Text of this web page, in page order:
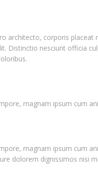
architecto, corporis placeat
Distinctio nesciunt officia
magnam ipsum cum
magnam ipsum cum
dolorem dignissimos nisi